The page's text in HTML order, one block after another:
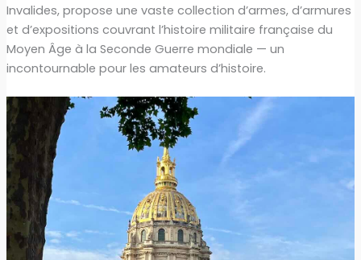
Invalides, propose une vaste collection d’armes, d’armures
et d’expositions couvrant l’histoire militaire française du
Moyen Âge à la Seconde Guerre mondiale — un
incontournable pour les amateurs d’histoire.